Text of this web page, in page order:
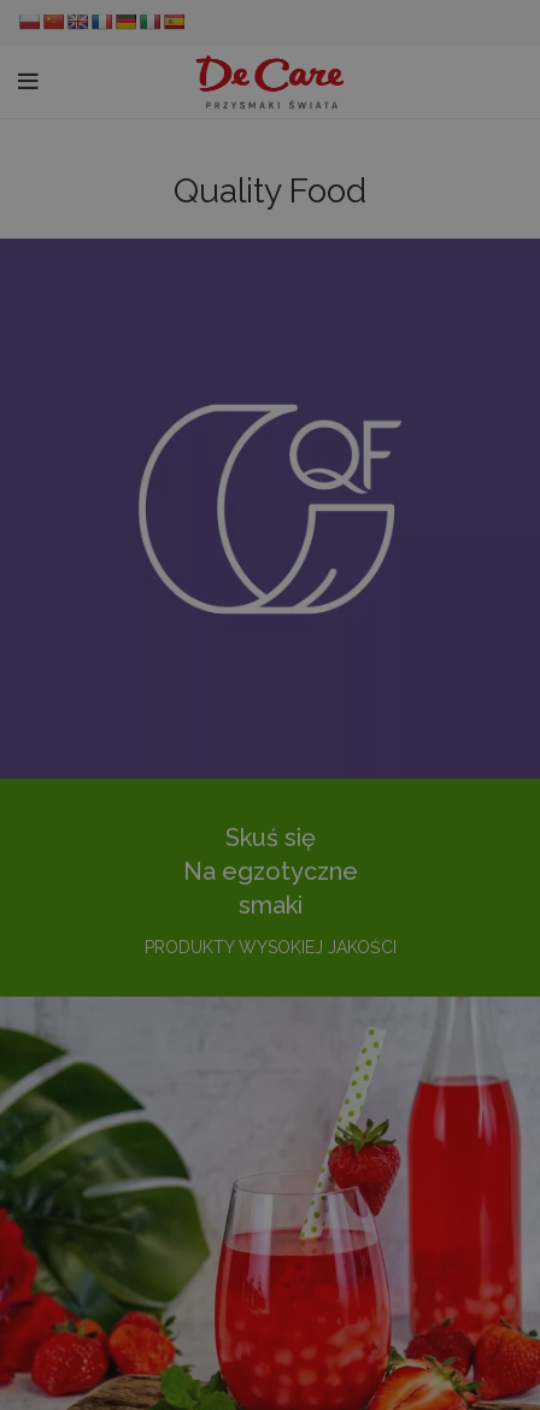
Quality Food
Skuś się
Na egzotyczne
smaki
PRODUKTY WYSOKIEJ JAKOŚCI